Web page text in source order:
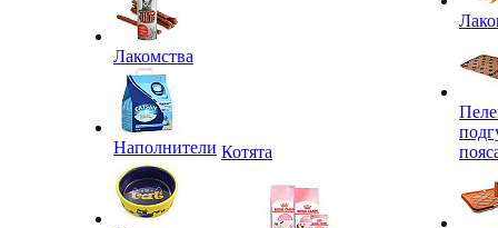
Лакомства
Наполнители Котята